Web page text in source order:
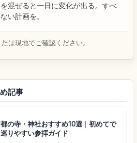
混ぜると一日に変化が出る。すべ
い計画を。
は現地でご確認ください。
記事
の寺・神社おすすめ10選｜初めてで
巡りやすい参拝ガイド